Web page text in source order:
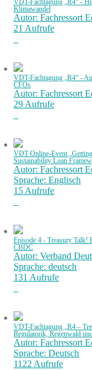
VDT-Fachtagung „R4“ -
Klimawandel
Autor: Fachressort
21 Aufrufe
VDT-Fachtagung „R4“ -
CFOs
Autor: Fachressort
29 Aufrufe
VDT Online-Event
Sustainability Loan
Autor: Fachressort
Sprache: Englisch
15 Aufrufe
Episode 4 - Treasury Talk!
CBDC
Autor: Verband
Sprache: deutsch
131 Aufrufe
VDT-Fachtagung „R4 –
Regulatorik, Regenwald
Autor: Fachressort
Sprache: Deutsch
1122 Aufrufe